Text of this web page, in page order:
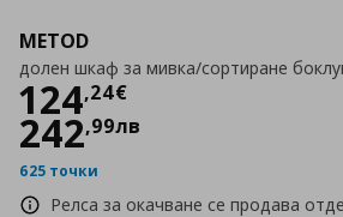
METOD
долен шкаф за мивка/сортиране
124,24€
Цена
242,99лв
625 точки
Релса за окачване се продава